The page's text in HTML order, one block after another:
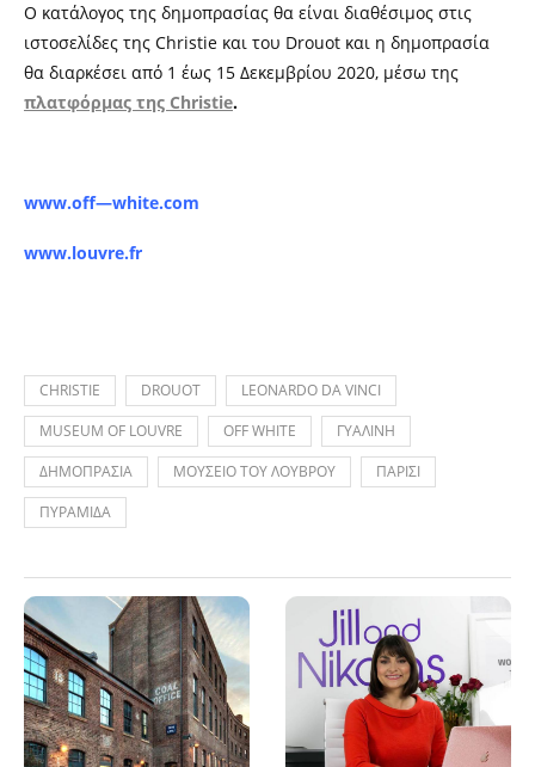
Ο κατάλογος της δημοπρασίας θα είναι διαθέσιμος στις
ιστοσελίδες της Christie και του Drouot και η δημοπρασία
θα διαρκέσει από 1 έως 15 Δεκεμβρίου 2020, μέσω της
πλατφόρμας της Christie.
www.off—white.com
www.louvre.fr
CHRISTIE DROUOT
LEONARDO DA VINCI
MUSEUM OF LOUVRE
OFF WHITE
ΓΥΑΛΙΝΗ
ΔΗΜΟΠΡΑΣΙΑ
ΜΟΥΣΕΙΟ ΤΟΥ ΛΟΥΒΡΟΥ
ΠΑΡΙΣΙ
ΠΥΡΑΜΙΔΑ